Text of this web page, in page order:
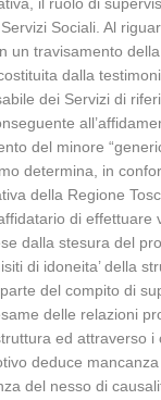
Sociali. Al
un travisamento
dalla
dei Servizi di
del minore
determina, in
della Regione
di effettuare
dalla stesura del
di idoneita’ della
del compito di
delle relazioni
ed attraverso i
deduce
del nesso di